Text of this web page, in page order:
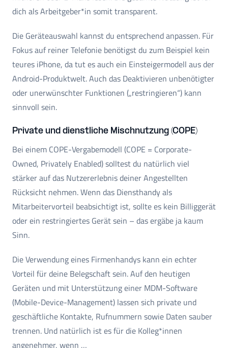
dich als Arbeitgeber*in somit transparent.
Die Geräteauswahl kannst du entsprechend anpassen. Für
Fokus auf reiner Telefonie benötigst du zum Beispiel kein
teures iPhone, da tut es auch ein Einsteigermodell aus der
Android-Produktwelt. Auch das Deaktivieren unbenötigter
oder unerwünschter Funktionen („restringieren“) kann
sinnvoll sein.
Private und dienstliche Mischnutzung (COPE)
Bei einem COPE-Vergabemodell (COPE = Corporate-
Owned, Privately Enabled) solltest du natürlich viel
stärker auf das Nutzererlebnis deiner Angestellten
Rücksicht nehmen. Wenn das Diensthandy als
Mitarbeitervorteil beabsichtigt ist, sollte es kein Billiggerät
oder ein restringiertes Gerät sein – das ergäbe ja kaum
Sinn.
Die Verwendung eines Firmenhandys kann ein echter
Vorteil für deine Belegschaft sein. Auf den heutigen
Geräten und mit Unterstützung einer MDM-Software
(Mobile-Device-Management) lassen sich private und
geschäftliche Kontakte, Rufnummern sowie Daten sauber
trennen. Und natürlich ist es für die Kolleg*innen
angenehmer, wenn …